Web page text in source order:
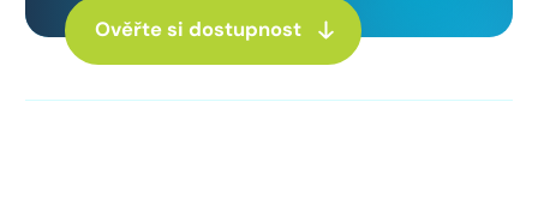
Ověřte si dostupnost